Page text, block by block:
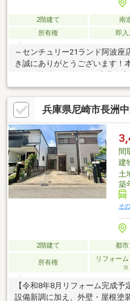
2階建て 南
所有権
即
～センチュリー21ランド阿波座
き誠にありがとうございます！
好！●現況空家につき即内覧可
●阪神電鉄本線「杭瀬」駅より
ださい！＜センチュリー21ラン
ンド阿波座店は・・・ お客様
まいのご購入に最後まで伴走い
も承っております。●不動産に
にご相談くださいませ！
兵庫県尼崎市長洲
間
建
土
築
そ
2階建て 都市
所有権
リフォー
【令和8年8月リフォーム完成
設備新調に加え、外壁・屋根塗